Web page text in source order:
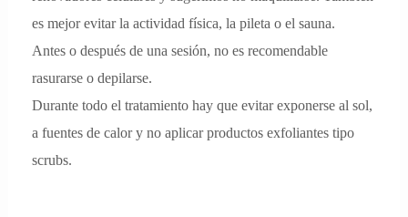
es mejor evitar la actividad física, la pileta o el sauna.
Antes o después de una sesión, no es recomendable
rasurarse o depilarse.
Durante todo el tratamiento hay que evitar exponerse al sol,
a fuentes de calor y no aplicar productos exfoliantes tipo
scrubs.